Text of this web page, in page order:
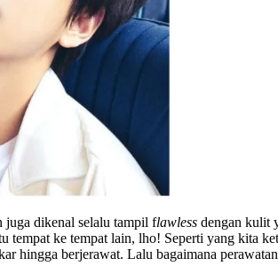
juga dikenal selalu tampil flawless dengan kulit
ke tempat lain, lho! Seperti yang kita
berjerawat. Lalu bagaimana